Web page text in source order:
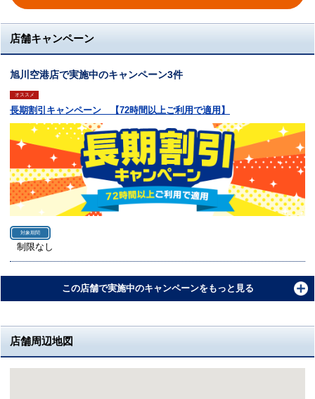
店舗キャンペーン
旭川空港店で実施中のキャンペーン3件
オススメ
長期割引キャンペーン 【72時間以上ご利用で適用】
対象期間
制限なし
この店舗で実施中のキャンペーンをもっと見る
店舗周辺地図